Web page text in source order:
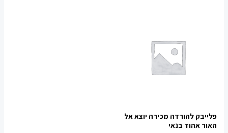
פלייבק להורדה מכירה יוצא אל
האור אהוד בנאי